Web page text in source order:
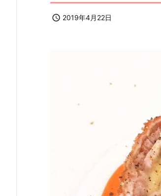
 2019年4月22日